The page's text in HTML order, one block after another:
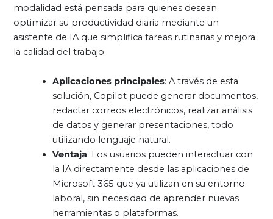
modalidad está pensada para quienes desean
optimizar su productividad diaria mediante un
asistente de IA que simplifica tareas rutinarias y mejora
la calidad del trabajo.
Aplicaciones principales: A través de esta
solución, Copilot puede generar documentos,
redactar correos electrónicos, realizar análisis
de datos y generar presentaciones, todo
utilizando lenguaje natural.
Ventaja: Los usuarios pueden interactuar con
la IA directamente desde las aplicaciones de
Microsoft 365 que ya utilizan en su entorno
laboral, sin necesidad de aprender nuevas
herramientas o plataformas.